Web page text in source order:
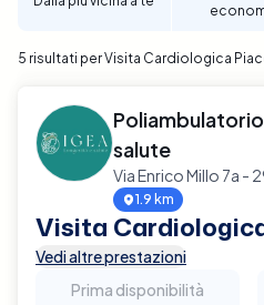
per garantire un
5 risultati per Visita Cardiologica
salute
Via Enrico Millo 7a -
1.9 km
Visita
Vedi altre prestazioni
Prima disponibilità